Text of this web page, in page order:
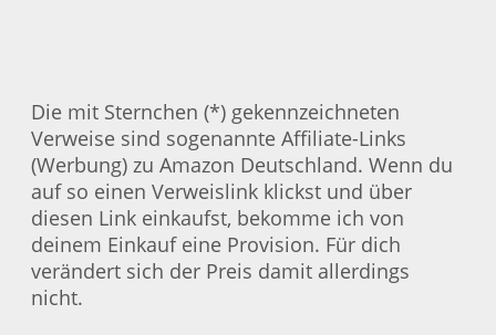
Die mit Sternchen (*) gekennzeichneten
Verweise sind sogenannte Affiliate-Links
(Werbung) zu Amazon Deutschland. Wenn du
auf so einen Verweislink klickst und über
diesen Link einkaufst, bekomme ich von
deinem Einkauf eine Provision. Für dich
verändert sich der Preis damit allerdings
nicht.